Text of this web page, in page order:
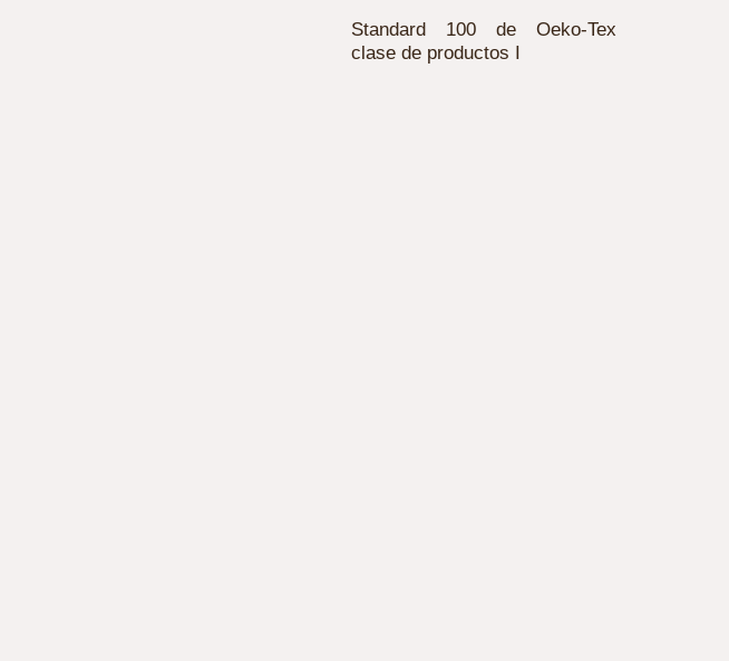
Standard 100 de Oeko-Tex
clase de productos I